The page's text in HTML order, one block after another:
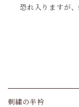
恐れ入りますが
刺繍の半衿